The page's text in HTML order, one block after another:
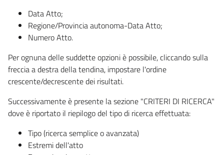
Data Atto;
Regione/Provincia autonoma-Data Atto;
Numero Atto.
Per ognuna delle suddette opzioni è possibile, cliccando sulla
freccia a destra della tendina, impostare l'ordine
crescente/decrescente dei risultati.
Successivamente è presente la sezione "CRITERI DI RICERCA"
dove è riportato il riepilogo del tipo di ricerca effettuata:
Tipo (ricerca semplice o avanzata)
Estremi dell'atto